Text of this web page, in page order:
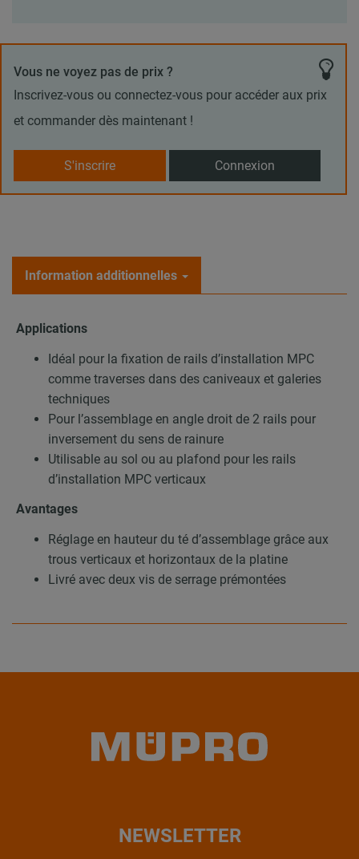
Vous ne voyez pas de prix ?
Inscrivez-vous ou connectez-vous pour accéder aux prix
et commander dès maintenant !
S'inscrire Connexion
Information additionnelles
Applications
Idéal pour la fixation de rails d’installation MPC
comme traverses dans des caniveaux et galeries
techniques
Pour l’assemblage en angle droit de 2 rails pour
inversement du sens de rainure
Utilisable au sol ou au plafond pour les rails
d’installation MPC verticaux
Avantages
Réglage en hauteur du té d’assemblage grâce aux
trous verticaux et horizontaux de la platine
Livré avec deux vis de serrage prémontées
NEWSLETTER